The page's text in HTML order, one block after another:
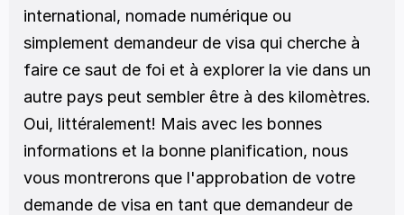
international, nomade numérique ou
simplement demandeur de visa qui cherche à
faire ce saut de foi et à explorer la vie dans un
autre pays peut sembler être à des kilomètres.
Oui, littéralement! Mais avec les bonnes
informations et la bonne planification, nous
vous montrerons que l'approbation de votre
demande de visa en tant que demandeur de